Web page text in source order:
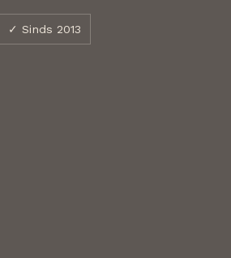
✓ Sinds 2013